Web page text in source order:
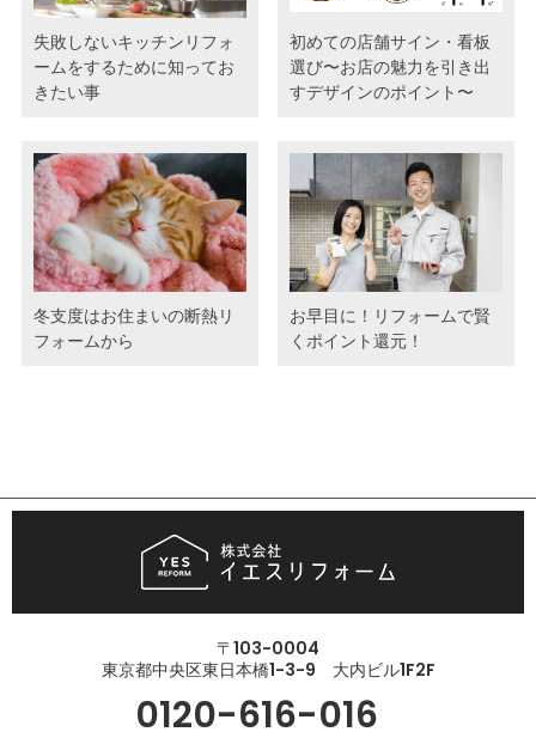
失敗しないキッチンリフォ
ームをするために知ってお
きたい事
初めての店舗サイン・看板
選び〜お店の魅力を引き出
すデザインのポイント〜
冬支度はお住まいの断熱リ
フォームから
お早目に！リフォームで賢
くポイント還元！
〒103-0004
東京都中央区東日本橋1-3-9 大内ビル1F2F
0120-616-016